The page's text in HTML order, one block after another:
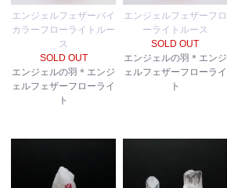
エンジェルフェザーバイ
カラーフローライトルー
ス
SOLD OUT
エンジェルの羽＊エンジ
ェルフェザーフローライ
ト
エンジェルフェザーフロ
ーライトルース
SOLD OUT
エンジェルの羽＊エンジ
ェルフェザーフローライ
ト